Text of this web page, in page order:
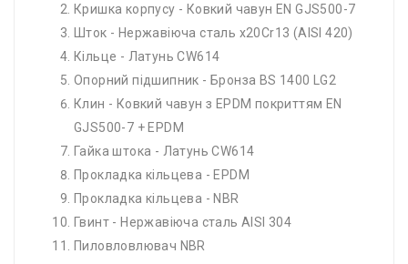
Кришка корпусу - Ковкий чавун EN GJS500-7
Шток - Нержавіюча сталь x20Cr13 (AISI 420)
Кільце - Латунь CW614
Опорний підшипник - Бронза BS 1400 LG2
Клин - Ковкий чавун з EPDM покриттям EN
GJS500-7 + EPDM
Гайка штока - Латунь CW614
Прокладка кільцева - EPDM
Прокладка кільцева - NBR
Гвинт - Нержавіюча сталь AISI 304
Пиловловлювач NBR